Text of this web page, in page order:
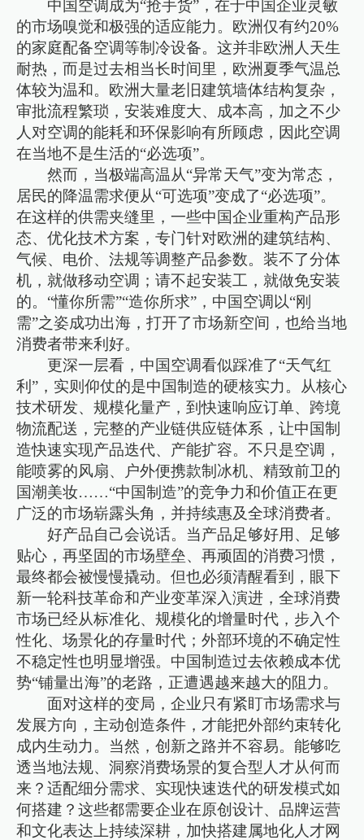
中国空调成为“抢手货”，在于中国企业灵敏
的市场嗅觉和极强的适应能力。欧洲仅有约20%
的家庭配备空调等制冷设备。这并非欧洲人天生
耐热，而是过去相当长时间里，欧洲夏季气温总
体较为温和。欧洲大量老旧建筑墙体结构复杂，
审批流程繁琐，安装难度大、成本高，加之不少
人对空调的能耗和环保影响有所顾虑，因此空调
在当地不是生活的“必选项”。
然而，当极端高温从“异常天气”变为常态，
居民的降温需求便从“可选项”变成了“必选项”。
在这样的供需夹缝里，一些中国企业重构产品形
态、优化技术方案，专门针对欧洲的建筑结构、
气候、电价、法规等调整产品参数。装不了分体
机，就做移动空调；请不起安装工，就做免安装
的。“懂你所需”“造你所求”，中国空调以“刚
需”之姿成功出海，打开了市场新空间，也给当地
消费者带来利好。
更深一层看，中国空调看似踩准了“天气红
利”，实则仰仗的是中国制造的硬核实力。从核心
技术研发、规模化量产，到快速响应订单、跨境
物流配送，完整的产业链供应链体系，让中国制
造快速实现产品迭代、产能扩容。不只是空调，
能喷雾的风扇、户外便携款制冰机、精致前卫的
国潮美妆……“中国制造”的竞争力和价值正在更
广泛的市场崭露头角，并持续惠及全球消费者。
好产品自己会说话。当产品足够好用、足够
贴心，再坚固的市场壁垒、再顽固的消费习惯，
最终都会被慢慢撬动。但也必须清醒看到，眼下
新一轮科技革命和产业变革深入演进，全球消费
市场已经从标准化、规模化的增量时代，步入个
性化、场景化的存量时代；外部环境的不确定性
不稳定性也明显增强。中国制造过去依赖成本优
势“铺量出海”的老路，正遭遇越来越大的阻力。
面对这样的变局，企业只有紧盯市场需求与
发展方向，主动创造条件，才能把外部约束转化
成内生动力。当然，创新之路并不容易。能够吃
透当地法规、洞察消费场景的复合型人才从何而
来？适配细分需求、实现快速迭代的研发模式如
何搭建？这些都需要企业在原创设计、品牌运营
和文化表达上持续深耕，加快搭建属地化人才网